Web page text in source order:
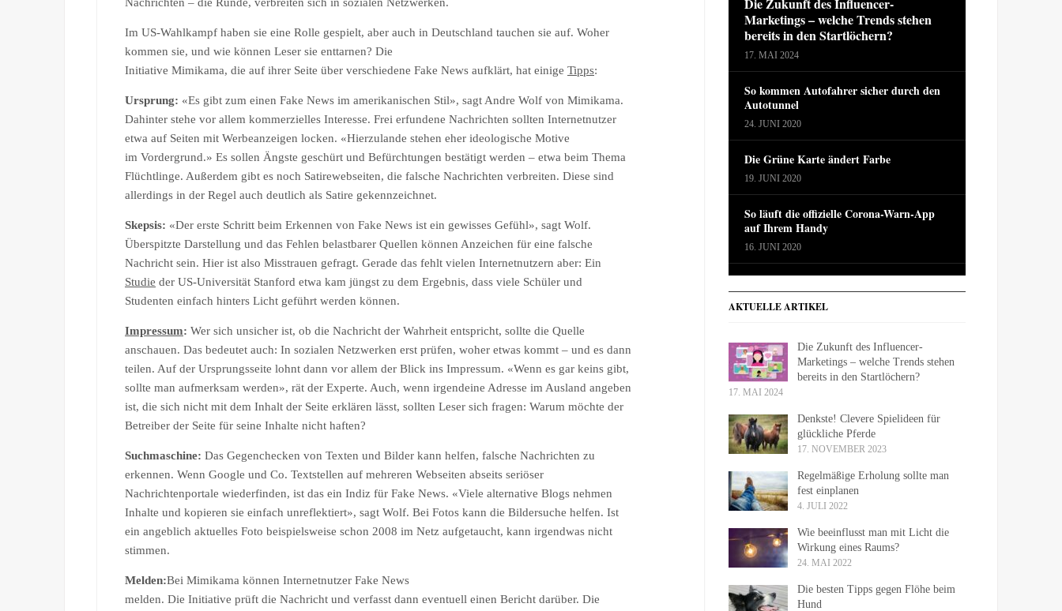
Im US-Wahlkampf haben sie eine Rolle gespielt, aber auch in Deutschland tauchen sie auf. Woher
kommen sie, und wie können Leser sie enttarnen? Die
Initiative Mimikama, die auf ihrer Seite über verschiedene Fake News aufklärt, hat einige Tipps:
Ursprung: «Es gibt zum einen Fake News im amerikanischen Stil», sagt Andre Wolf von Mimikama.
Dahinter stehe vor allem kommerzielles Interesse. Frei erfundene Nachrichten sollten Internetnutzer
etwa auf Seiten mit Werbeanzeigen locken. «Hierzulande stehen eher ideologische Motive
im Vordergrund.» Es sollen Ängste geschürt und Befürchtungen bestätigt werden – etwa beim Thema
Flüchtlinge. Außerdem gibt es noch Satirewebseiten, die falsche Nachrichten verbreiten. Diese sind
allerdings in der Regel auch deutlich als Satire gekennzeichnet.
Skepsis: «Der erste Schritt beim Erkennen von Fake News ist ein gewisses Gefühl», sagt Wolf.
Überspitzte Darstellung und das Fehlen belastbarer Quellen können Anzeichen für eine falsche
Nachricht sein. Hier ist also Misstrauen gefragt. Gerade das fehlt vielen Internetnutzern aber: Ein
Studie der US-Universität Stanford etwa kam jüngst zu dem Ergebnis, dass viele Schüler und
Studenten einfach hinters Licht geführt werden können.
Impressum: Wer sich unsicher ist, ob die Nachricht der Wahrheit entspricht, sollte die Quelle
anschauen. Das bedeutet auch: In sozialen Netzwerken erst prüfen, woher etwas kommt – und es dann
teilen. Auf der Ursprungsseite lohnt dann vor allem der Blick ins Impressum. «Wenn es gar keins gibt,
sollte man aufmerksam werden», rät der Experte. Auch, wenn irgendeine Adresse im Ausland angeben
ist, die sich nicht mit dem Inhalt der Seite erklären lässt, sollten Leser sich fragen: Warum möchte der
Betreiber der Seite für seine Inhalte nicht haften?
Suchmaschine: Das Gegenchecken von Texten und Bilder kann helfen, falsche Nachrichten zu
erkennen. Wenn Google und Co. Textstellen auf mehreren Webseiten abseits seriöser
Nachrichtenportale wiederfinden, ist das ein Indiz für Fake News. «Viele alternative Blogs nehmen
Inhalte und kopieren sie einfach unreflektiert», sagt Wolf. Bei Fotos kann die Bildersuche helfen. Ist
ein angeblich aktuelles Foto beispielsweise schon 2008 im Netz aufgetaucht, kann irgendwas nicht
stimmen.
Melden:Bei Mimikama können Internetnutzer Fake News
melden. Die Initiative prüft die Nachricht und verfasst dann eventuell einen Bericht darüber. Die
Marketings – welche Trends stehen
bereits in den Startlöchern?
17. MAI 2024
So kommen Autofahrer sicher durch den
Autotunnel
24. JUNI 2020
Die Grüne Karte ändert Farbe
19. JUNI 2020
So läuft die offizielle Corona-Warn-App
auf Ihrem Handy
16. JUNI 2020
AKTUELLE ARTIKEL
Die Zukunft des Influencer-
Marketings – welche Trends stehen
bereits in den Startlöchern?
17. MAI 2024
Denkste! Clevere Spielideen für
glückliche Pferde
17. NOVEMBER 2023
Regelmäßige Erholung sollte man
fest einplanen
4. JULI 2022
Wie beeinflusst man mit Licht die
Wirkung eines Raums?
24. MAI 2022
Die besten Tipps gegen Flöhe beim
Hund